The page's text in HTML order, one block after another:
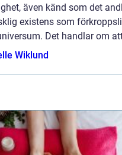
även känd som det
existens som
Det handlar om
Wiklund